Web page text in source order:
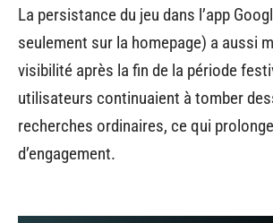
La persistance du jeu dans l’app
seulement sur la homepage) a aussi
visibilité après la fin de la période
utilisateurs continuaient à tomber
recherches ordinaires, ce qui
d’engagement.